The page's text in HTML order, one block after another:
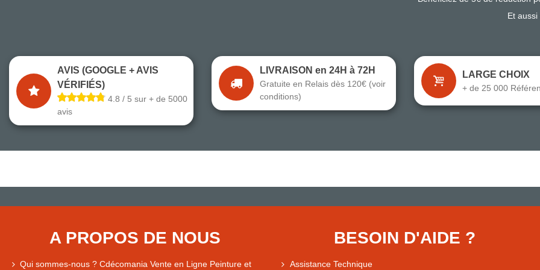
Et
AVIS (GOOGLE + AVIS
VÉRIFIÉS)
4.8 / 5 sur + de 5000
avis
LIVRAISON en 24H à 72H
Gratuite en Relais dès 120€ (voir
conditions)
LARGE CHOIX
+ de 25 000
A PROPOS DE NOUS
Qui sommes-nous ? Cdécomania Vente en Ligne Peinture et
BESOIN D'AIDE ?
Assistance Technique